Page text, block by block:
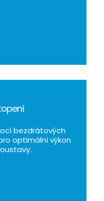
bezdrátových
optimální výkon